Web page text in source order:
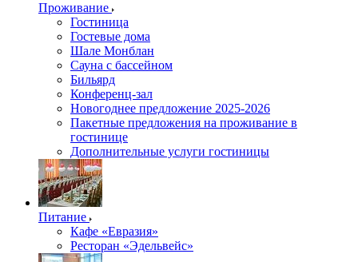
Проживание
Гостиница
Гостевые дома
Шале Монблан
Сауна с бассейном
Бильярд
Конференц-зал
Новогоднее предложение 2025-2026
Пакетные предложения на проживание в
гостинице
Дополнительные услуги гостиницы
Питание
Кафе «Евразия»
Ресторан «Эдельвейс»